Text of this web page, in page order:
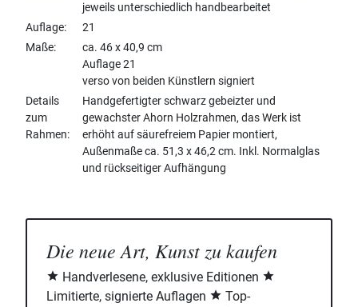
jeweils unterschiedlich handbearbeitet
Auflage
21
Maße
ca. 46 x 40,9 cm
Auflage 21
verso von beiden Künstlern signiert
Details
zum
Rahmen
Handgefertigter schwarz gebeizter und
gewachster Ahorn Holzrahmen, das Werk ist
erhöht auf säurefreiem Papier montiert,
Außenmaße ca. 51,3 x 46,2 cm. Inkl. Normalglas
und rückseitiger Aufhängung
Die neue Art, Kunst zu kaufen
Handverlesene, exklusive Editionen
Limitierte, signierte Auflagen
Top-